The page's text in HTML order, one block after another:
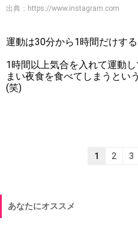
出典： https://www.instagram.com
運動は30分から1時間だけする
1時間以上気合を入れて運動
まい夜食を食べてしまうとい
(笑)
1 2 3
あなたにオススメ